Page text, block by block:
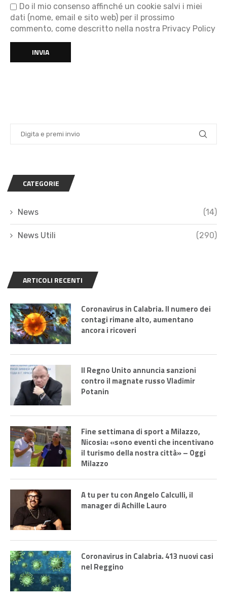
Do il mio consenso affinché un cookie salvi i miei
dati (nome, email e sito web) per il prossimo
commento, come descritto nella nostra Privacy Policy
CATEGORIE
News (14)
News Utili (290)
ARTICOLI RECENTI
Coronavirus in Calabria. Il numero dei
contagi rimane alto, aumentano
ancora i ricoveri
Il Regno Unito annuncia sanzioni
contro il magnate russo Vladimir
Potanin
Fine settimana di sport a Milazzo,
Nicosia: «sono eventi che incentivano
il turismo della nostra città» – Oggi
Milazzo
A tu per tu con Angelo Calculli, il
manager di Achille Lauro
Coronavirus in Calabria. 413 nuovi casi
nel Reggino